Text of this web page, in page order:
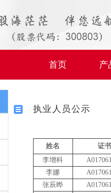
首页 产
执业人员公示
姓名
证
李增科
李娜
张辰晔